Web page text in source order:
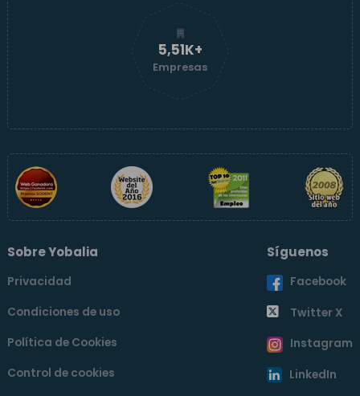
5,51K+
Empresas
Sobre Yobalia
Privacidad
Condiciones de uso
Política de Cookies
Control de cookies
Síguenos
Facebook
Twitter X
Instagram
LinkedIn